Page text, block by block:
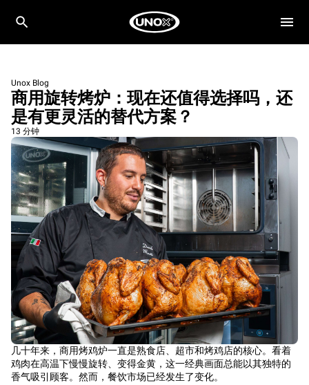
Unox Blog
商用旋转烤炉：现在还值得选择吗，还
是有更灵活的替代方案？
13 分钟
几十年来，商用烤鸡炉一直是熟食店、超市和烤鸡店的核心。看着
鸡肉在高温下慢慢旋转、变得金黄，这一经典画面总能以其独特的
香气吸引顾客。然而，餐饮市场已经发生了变化。